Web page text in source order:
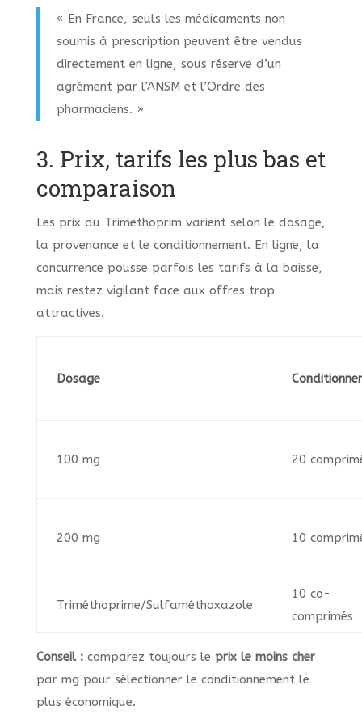
« En France, seuls les médicaments non
soumis à prescription peuvent être vendus
directement en ligne, sous réserve d’un
agrément par l’ANSM et l’Ordre des
pharmaciens. »
3. Prix, tarifs les plus bas et
comparaison
Les prix du Trimethoprim varient selon le dosage,
la provenance et le conditionnement. En ligne, la
concurrence pousse parfois les tarifs à la baisse,
mais restez vigilant face aux offres trop
attractives.
Dosage
100 mg 20
200 mg 10
Triméthoprime/Sulfaméthoxazole
10 co-
comprimés
Conseil :comparez toujours le prix le moins cher
par mg pour sélectionner le conditionnement le
plus économique.